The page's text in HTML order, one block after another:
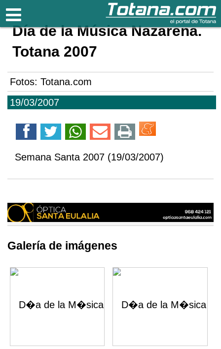
Totana.com
19/03/2007
Día de la Música Nazarena.
Totana 2007
Fotos: Totana.com
Semana Santa 2007 (19/03/2007)
Galería de imágenes